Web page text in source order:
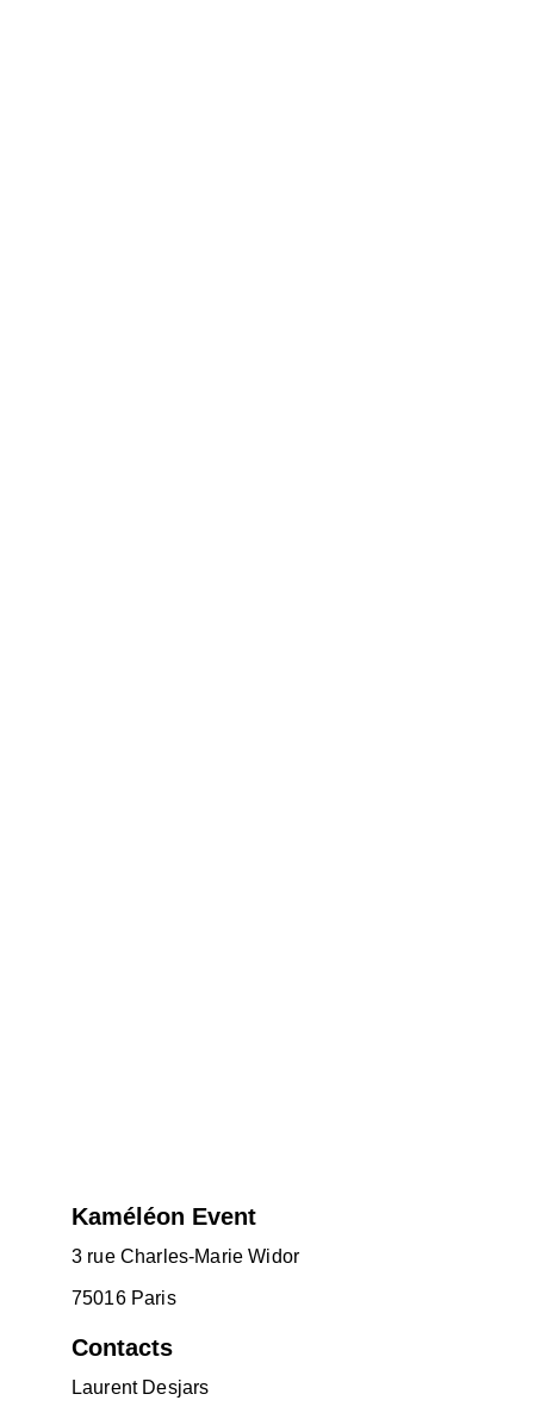
Kaméléon Event
3 rue Charles-Marie Widor
75016 Paris
Contacts
Laurent Desjars